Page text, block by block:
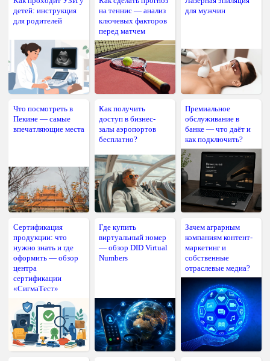
детей: инструкция
для родителей
на теннис — анализ
ключевых факторов
перед матчем
для мужчин
Что посмотреть в
Пекине — самые
впечатляющие места
Как получить
доступ в бизнес-
залы аэропортов
бесплатно?
Премиальное
обслуживание в
банке — что даёт и
как подключить?
Сертификация
продукции: что
нужно знать и где
оформить — обзор
центра
сертификации
«СигмаТест»
Где купить
виртуальный номер
— обзор DID Virtual
Numbers
Зачем аграрным
компаниям контент-
маркетинг и
собственные
отраслевые медиа?